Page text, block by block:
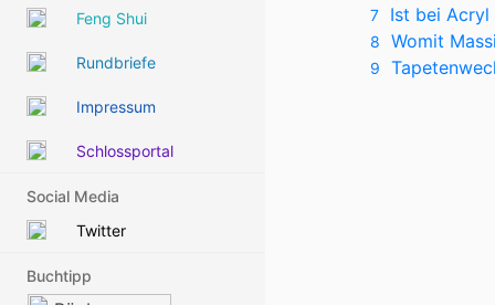
Feng Shui
Rundbriefe
Impressum
Schlossportal
Social Media
Twitter
Buchtipp
7 Ist bei Acryl
8 Womit
9